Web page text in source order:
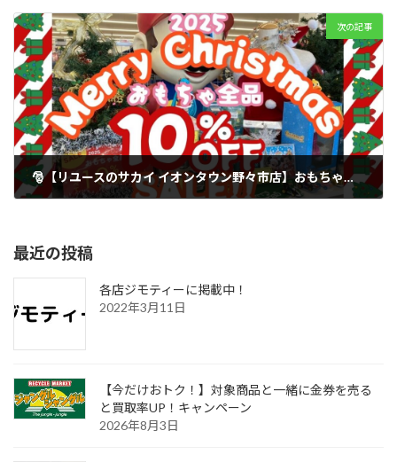
次の記事
🎅【リユースのサカイ イオンタウン野々市店】おもちゃ全品10%OFF！クリスマス特別SALE開催！ゲーム機・フィギュアも対象！
最近の投稿
各店ジモティーに掲載中！
2022年3月11日
【今だけおトク！】対象商品と一緒に金券を売る
と買取率UP！キャンペーン
2026年8月3日